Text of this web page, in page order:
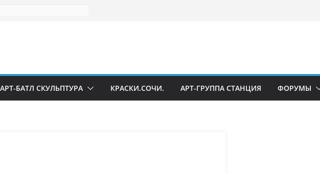
АРТ-БАТЛ СКУЛЬПТУРА КРАСКИ.СОЧИ. АРТ-ГРУППА СТАНЦИЯ ФОРУМЫ